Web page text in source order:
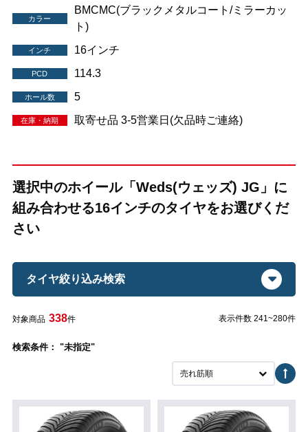
カラー
BMCMC(ブラックメタルコート/ミラーカッ
ト)
インチ 16インチ
PCD 114.3
ホール数 5
在庫・納期 取寄せ品 3-5営業日(欠品時ご連絡)
選択中のホイール「Weds(ウェッズ) JG」に
組み合わせる16インチのタイヤをお選びくだ
さい
タイヤ絞り込み検索
対象商品 338件 表示件数 241~280件
検索条件： "未指定"
売れ筋順